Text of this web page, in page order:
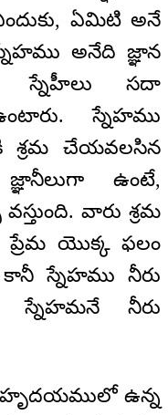
ఏమిటి అనే
అనేది జ్ఞాన
స్నేహీలు సదా
స్నేహము
శ్రమ చేయవలసిన
ఉంటే,
వారు శ్రమ
ప్రేమ యొక్క ఫలం
స్నేహము నీరు
స్నేహమనే నీరు
ఉన్న